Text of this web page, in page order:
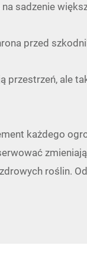
sadzenie
przed
przestrzeń, ale
każdego
roślin.